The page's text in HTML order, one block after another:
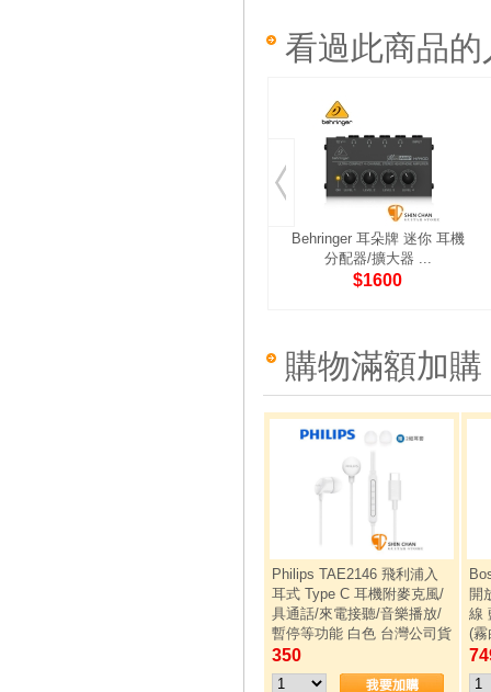
看過此商品
Behringer 耳朵牌 迷你 耳機
分配器/擴大器 ...
$1600
購物滿額加
Philips TAE2146 飛利浦入
耳式 Type C 耳機附麥克風/
具通話/來電接聽/音樂播放/
暫停等功能 白色 台灣公司貨
350
開
線
(霧